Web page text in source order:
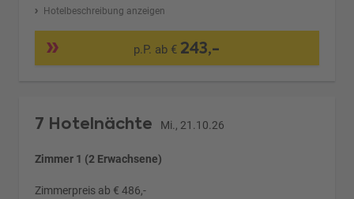
Hotelbeschreibung anzeigen
p.P. ab € 243,-
7 Hotelnächte Mi., 21.10.26
Zimmer 1 (2 Erwachsene)
Zimmerpreis ab € 486,-